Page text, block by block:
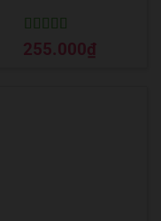
Được xếp
hạng55 sao
255.000₫